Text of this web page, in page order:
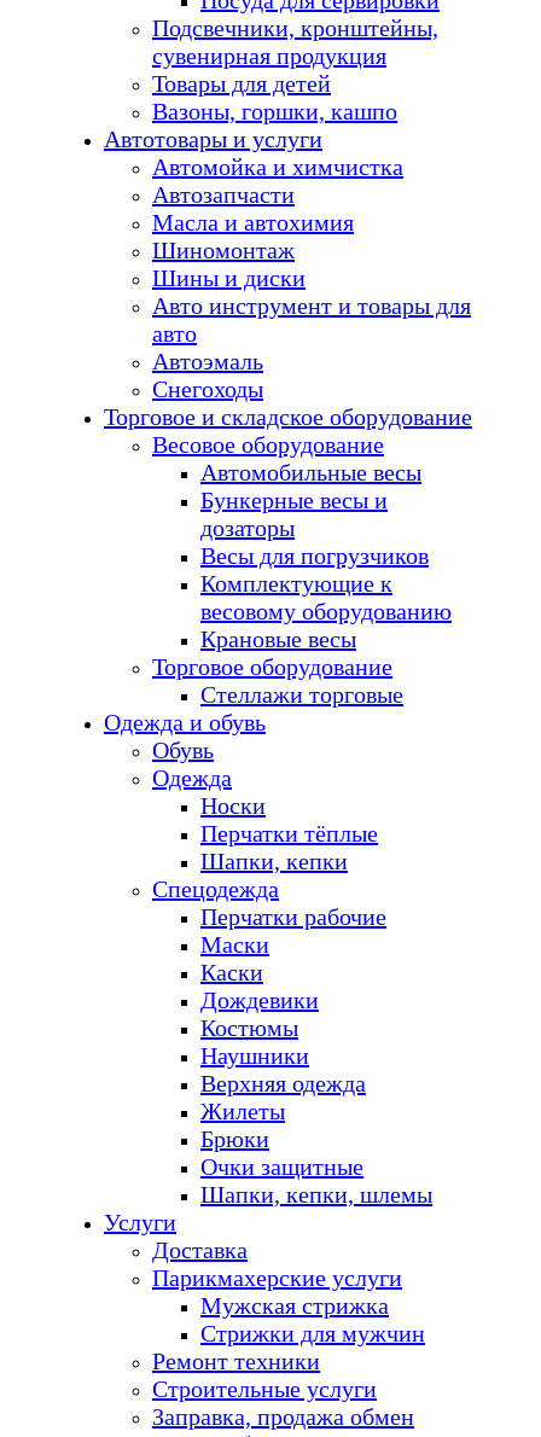
Подсвечники, кронштейны,
сувенирная продукция
Товары для детей
Вазоны, горшки, кашпо
Автотовары и услуги
Автомойка и химчистка
Автозапчасти
Масла и автохимия
Шиномонтаж
Шины и диски
Авто инструмент и товары для
авто
Автоэмаль
Снегоходы
Торговое и складское оборудование
Весовое оборудование
Автомобильные весы
Бункерные весы и
дозаторы
Весы для погрузчиков
Комплектующие к
весовому оборудованию
Крановые весы
Торговое оборудование
Стеллажи торговые
Одежда и обувь
Обувь
Одежда
Носки
Перчатки тёплые
Шапки, кепки
Спецодежда
Перчатки рабочие
Маски
Каски
Дождевики
Костюмы
Наушники
Верхняя одежда
Жилеты
Брюки
Очки защитные
Шапки, кепки, шлемы
Услуги
Доставка
Парикмахерские услуги
Мужская стрижка
Стрижки для мужчин
Ремонт техники
Строительные услуги
Заправка, продажа обмен